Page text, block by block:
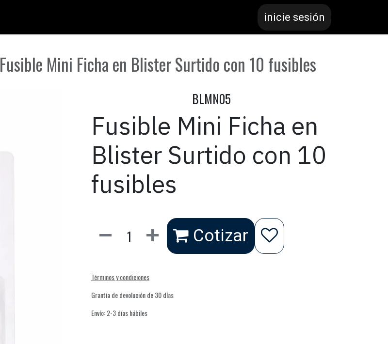
inicie sesión
Fusible Mini Ficha en Blister Surtido con 10 fusibles
BLMN05
Fusible Mini Ficha en
Blister Surtido con 10
fusibles
Cotizar
Términos y condiciones
Grantía de devolución de 30 días
Envío: 2-3 días hábiles